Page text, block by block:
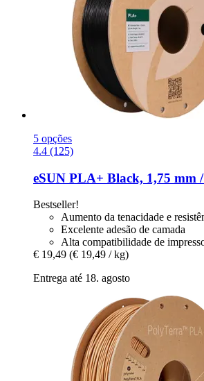
5 opções
4.4 (125)
eSUN PLA+ Black, 1,75 mm
Bestseller!
Aumento da tenacidade e
Excelente adesão de camada
Alta compatibilidade de
€ 19,49 (€ 19,49 / kg)
Entrega até 18. agosto